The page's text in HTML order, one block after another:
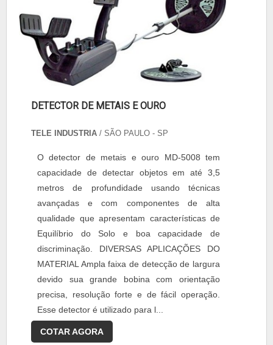
DETECTOR DE METAIS E OURO
TELE INDUSTRIA / SÃO PAULO - SP
O detector de metais e ouro MD-5008 tem
capacidade de detectar objetos em até 3,5
metros de profundidade usando técnicas
avançadas e com componentes de alta
qualidade que apresentam características de
Equilíbrio do Solo e boa capacidade de
discriminação. DIVERSAS APLICAÇÕES DO
MATERIAL Ampla faixa de detecção de largura
devido sua grande bobina com orientação
precisa, resolução forte e de fácil operação.
Esse detector é utilizado para l...
COTAR AGORA